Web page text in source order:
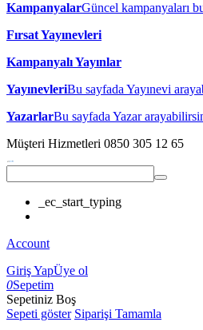
KampanyalarGüncel kampanyaları
Fırsat Yayınevleri
Kampanyalı Yayınlar
YayınevleriBu sayfada Yayınevi
YazarlarBu sayfada Yazar
Müşteri Hizmetleri 0850 305 12 65
_ec_start_typing
Account
Giriş YapÜye ol
0Sepetim
Sepetiniz Boş
Sepeti göster Siparişi Tamamla